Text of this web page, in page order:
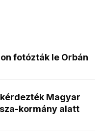
fotózták le Orbán
Magyar
kormány alatt